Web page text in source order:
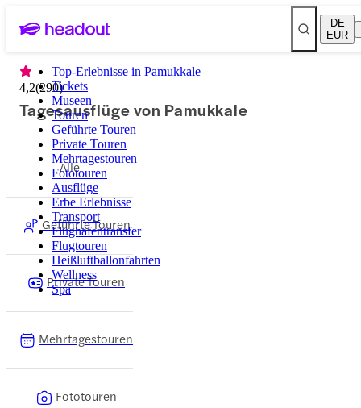
DE
EUR
Top-Erlebnisse in Pamukkale
Tickets
Museen
Touren
Geführte Touren
Private Touren
Mehrtagestouren
Fototouren
Ausflüge
Erbe Erlebnisse
Transport
Flughafentransfer
Flugtouren
Heißluftballonfahrten
Wellness
Spa
4,2(290)
Tagesausflüge von Pamukkale
Alle
Geführte Touren
Private Touren
Mehrtagestouren
Fototouren